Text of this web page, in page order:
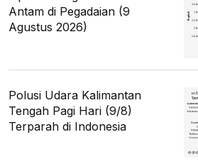
Antam di Pegadaian (9
Agustus 2026)
Polusi Udara Kalimantan
Tengah Pagi Hari (9/8)
Terparah di Indonesia